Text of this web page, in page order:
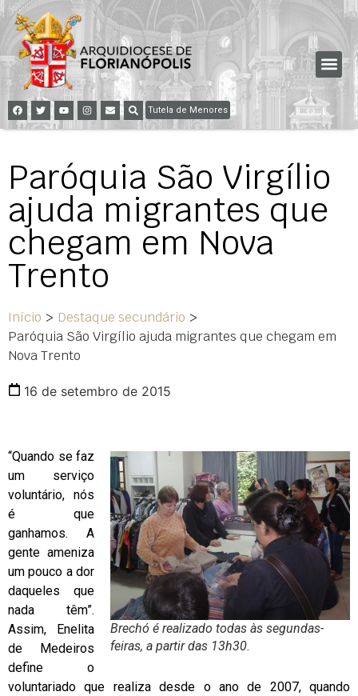
Tutela de Menores
Paróquia São Virgílio
ajuda migrantes que
chegam em Nova
Trento
Início > Destaque secundário >
Paróquia São Virgílio ajuda migrantes que chegam em
Nova Trento
16 de setembro de 2015
Brechó é realizado todas às segundas-
feiras, a partir das 13h30.
“Quando se faz
um serviço
voluntário, nós
é que
ganhamos. A
gente ameniza
um pouco a dor
daqueles que
nada têm”.
Assim, Enelita
de Medeiros
define o
voluntariado que realiza desde o ano de 2007, quando